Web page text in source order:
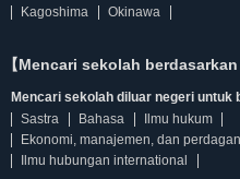
Kagoshima
Okinawa
【Mencari sekolah berdasarkan
Mencari sekolah diluar negeri untuk
Sastra
Bahasa
Ilmu hukum
Ekonomi, manajemen, dan
Ilmu hubungan international